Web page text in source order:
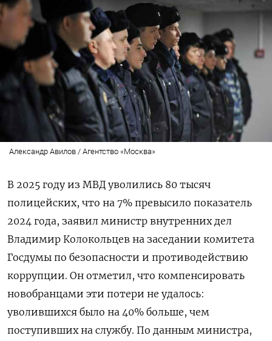
Александр Авилов / Агентство «Москва»
В 2025 году из МВД уволились 80 тысяч
полицейских, что на 7% превысило показатель
2024 года, заявил министр внутренних дел
Владимир Колокольцев на заседании комитета
Госдумы по безопасности и противодействию
коррупции. Он отметил, что компенсировать
новобранцами эти потери не удалось:
уволившихся было на 40% больше, чем
поступивших на службу. По данным министра,